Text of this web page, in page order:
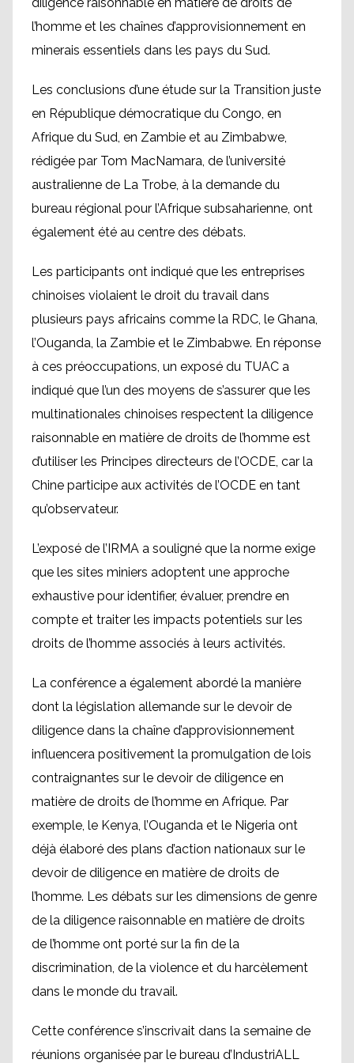
diligence raisonnable en matière de droits de
l’homme et les chaînes d’approvisionnement en
minerais essentiels dans les pays du Sud.
Les conclusions d’une étude sur la Transition juste
en République démocratique du Congo, en
Afrique du Sud, en Zambie et au Zimbabwe,
rédigée par Tom MacNamara, de l’université
australienne de La Trobe, à la demande du
bureau régional pour l’Afrique subsaharienne, ont
également été au centre des débats.
Les participants ont indiqué que les entreprises
chinoises violaient le droit du travail dans
plusieurs pays africains comme la RDC, le Ghana,
l’Ouganda, la Zambie et le Zimbabwe. En réponse
à ces préoccupations, un exposé du TUAC a
indiqué que l’un des moyens de s’assurer que les
multinationales chinoises respectent la diligence
raisonnable en matière de droits de l’homme est
d’utiliser les Principes directeurs de l’OCDE, car la
Chine participe aux activités de l’OCDE en tant
qu’observateur.
L’exposé de l’IRMA a souligné que la norme exige
que les sites miniers adoptent une approche
exhaustive pour identifier, évaluer, prendre en
compte et traiter les impacts potentiels sur les
droits de l’homme associés à leurs activités.
La conférence a également abordé la manière
dont la législation allemande sur le devoir de
diligence dans la chaîne d’approvisionnement
influencera positivement la promulgation de lois
contraignantes sur le devoir de diligence en
matière de droits de l’homme en Afrique. Par
exemple, le Kenya, l’Ouganda et le Nigeria ont
déjà élaboré des plans d’action nationaux sur le
devoir de diligence en matière de droits de
l’homme. Les débats sur les dimensions de genre
de la diligence raisonnable en matière de droits
de l’homme ont porté sur la fin de la
discrimination, de la violence et du harcèlement
dans le monde du travail.
Cette conférence s’inscrivait dans la semaine de
réunions organisée par le bureau d’IndustriALL